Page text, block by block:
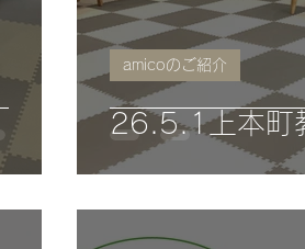
26.5.1上本町
amicoのご紹介